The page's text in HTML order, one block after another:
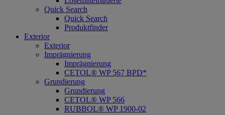
Quick Search
Quick Search
Produktfinder
Exterior
Exterior
Imprägnierung
Imprägnierung
CETOL® WP 567 BPD*
Grundierung
Grundierung
CETOL® WP 566
RUBBOL® WP 1900-02